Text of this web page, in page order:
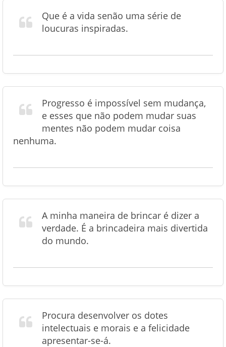
Que é a vida senão uma série de
loucuras inspiradas.
Progresso é impossível sem mudança,
e esses que não podem mudar suas
mentes não podem mudar coisa
nenhuma.
A minha maneira de brincar é dizer a
verdade. É a brincadeira mais divertida
do mundo.
Procura desenvolver os dotes
intelectuais e morais e a felicidade
apresentar-se-á.